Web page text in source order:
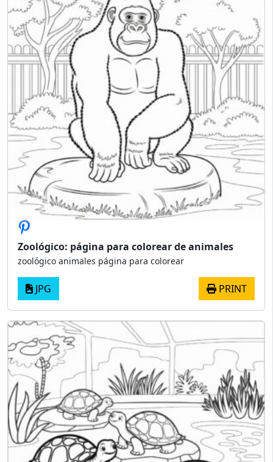
Zoológico: página para colorear de animales
zoológico animales página para colorear
JPG PRINT